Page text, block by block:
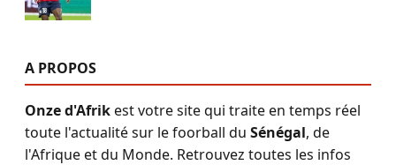
A PROPOS
Onze d'Afrikest votre site qui traite en temps réel
toute l'actualité sur le foorball du Sénégal, de
l'Afrique et du Monde. Retrouvez toutes les infos